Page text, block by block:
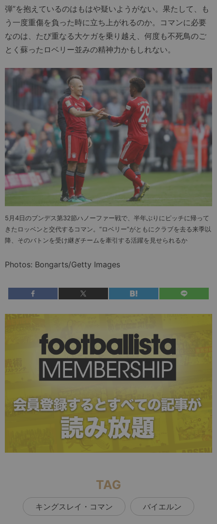
弾”を抱えているのはもはや疑いようがない。果たして、も
う一度重傷を負った時に立ち上がれるのか。コマンに必要
なのは、たび重なる大ケガを乗り越え、何度も不死鳥のご
とく蘇ったロベリー並みの精神力かもしれない。
5月4日のブンデス第32節ハノーファー戦で、半年ぶりにピッチに帰って
きたロッベンと交代するコマン。“ロベリー”がともにクラブを去る来季以
降、そのバトンを受け継ぎチームを牽引する活躍を見せられるか
Photos: Bongarts/Getty Images
TAG
キングスレイ・コマン バイエルン